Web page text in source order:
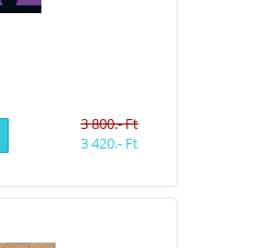
3 800.- Ft
3 420.- Ft